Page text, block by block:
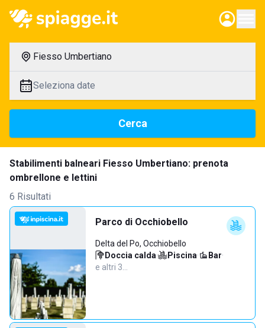
Fiesso Umbertiano
Seleziona date
Cerca
Stabilimenti balneari Fiesso Umbertiano: prenota
ombrellone e lettini
6 Risultati
Parco di Occhiobello
Delta del Po, Occhiobello
Doccia calda· Piscina· Bar·
e altri 3…